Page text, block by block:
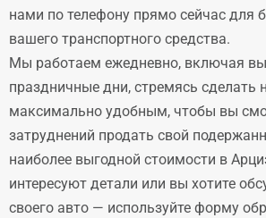
нами по телефону прямо сейчас для
вашего транспортного средства.
Мы работаем ежедневно, включая
праздничные дни, стремясь сделать
максимально удобным, чтобы вы
затруднений продать свой
наиболее выгодной стоимости в
интересуют детали или вы хотите
своего авто — используйте форму